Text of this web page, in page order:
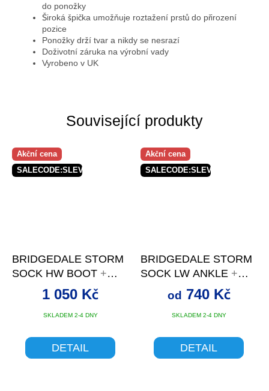
Související produkty
Akční cena
SALECODE:SLEVAX5:5:%
BRIDGEDALE STORM
SOCK HW BOOT +
SLEVA SE SLEVOVÝM
KÓDEM
SKLADEM 2-4 DNY
1 050 Kč
DETAIL
Akční cena
SALECODE:SLEVAX5:5:%
BRIDGEDALE STORM
SOCK LW ANKLE +
SLEVA SE SLEVOVÝM
KÓDEM
SKLADEM 2-4 DNY
od 740 Kč
DETAIL
do ponožky
Široká špička umožňuje roztažení prstů do přirození
pozice
Ponožky drží tvar a nikdy se nesrazí
Doživotní záruka na výrobní vady
Vyrobeno v UK